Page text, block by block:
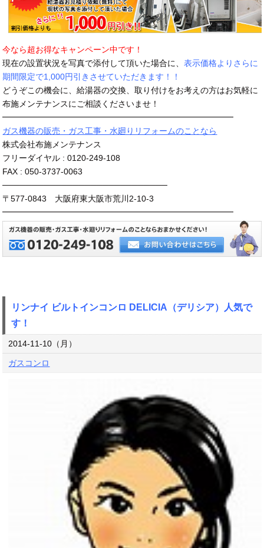
今なら超お得なキャンペーン中です！
現在の設置状況を写真で添付して頂いた場合に、表示価格よりさらに
期間限定で1,000円引きさせていただきます！！
どうぞこの機会に、給湯器の交換、取り付けをお考えの方はお気軽に
布施メンテナンスにご相談くださいませ！
━━━━━━━━━━━━━━━━━━━━━━━━━━━━
ガス機器の販売・ガス工事・水廻りリフォームのことなら
株式会社布施メンテナンス
フリーダイヤル : 0120-249-108
FAX : 050-3737-0063
────────────────────────────
〒577-0843 大阪府東大阪市荒川2-10-3
━━━━━━━━━━━━━━━━━━━━━━━━━━━━
リンナイ ビルトインコンロ DELICIA（デリシア）人気で
す！
2014-11-10（月）
ガスコンロ